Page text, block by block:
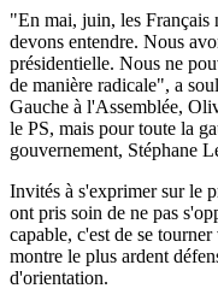
"En mai, juin, les Français
devons entendre. Nous
présidentielle. Nous ne
de manière radicale", a
Gauche à l'Assemblée,
le PS, mais pour toute la
gouvernement, Stéphane
Invités à s'exprimer sur le
ont pris soin de ne pas
capable, c'est de se
montre le plus ardent
d'orientation.